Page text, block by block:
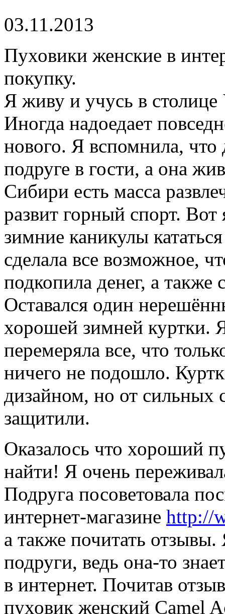
03.11.2013
Пуховики женские в
покупку.
Я живу и учусь в
Иногда надоедает
нового. Я вспомнила, что
подруге в гости, а она
Сибири есть масса
развит горный спорт.
зимние каникулы
сделала все возможное,
подкопила денег, а также
Оставался один
хорошей зимней куртки.
перемеряла все, что
ничего не подошло.
дизайном, но от сильных
защитили.
Оказалось что хороший
найти! Я очень
Подруга посоветовала
интернет-магазине http://
а также почитать отзывы.
подруги, ведь она-то
в интернет. Почитав
пуховик женский Camel